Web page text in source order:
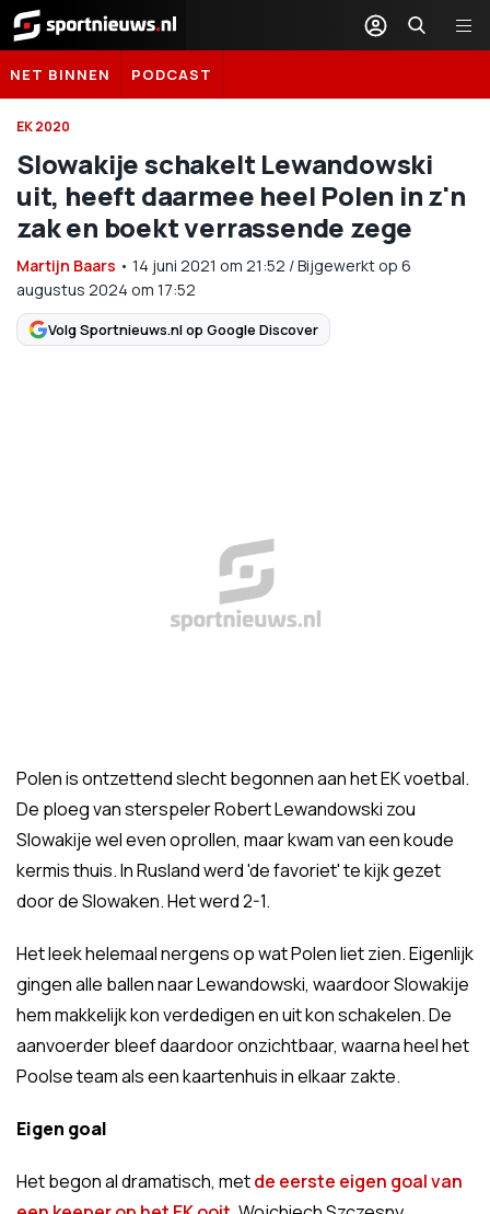
Sportnieuws.nl
NET BINNEN PODCAST
EK 2020
Slowakije schakelt Lewandowski
uit, heeft daarmee heel Polen in z'n
zak en boekt verrassende zege
Martijn Baars • 14 juni 2021 om 21:52 /Bijgewerkt op 6
augustus 2024 om 17:52
Volg Sportnieuws.nl op Google Discover
Polen is ontzettend slecht begonnen aan het EK voetbal.
De ploeg van sterspeler Robert Lewandowski zou
Slowakije wel even oprollen, maar kwam van een koude
kermis thuis. In Rusland werd 'de favoriet' te kijk gezet
door de Slowaken. Het werd 2-1.
Het leek helemaal nergens op wat Polen liet zien. Eigenlijk
gingen alle ballen naar Lewandowski, waardoor Slowakije
hem makkelijk kon verdedigen en uit kon schakelen. De
aanvoerder bleef daardoor onzichtbaar, waarna heel het
Poolse team als een kaartenhuis in elkaar zakte.
Eigen goal
Het begon al dramatisch, metde eerste eigen goal van